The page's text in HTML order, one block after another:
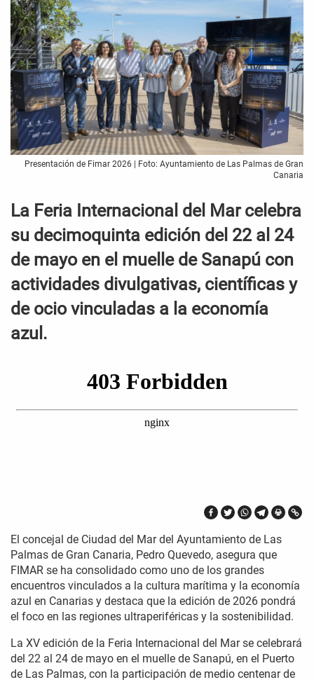
Presentación de Fimar 2026 | Foto: Ayuntamiento de Las Palmas de Gran
Canaria
La Feria Internacional del Mar celebra
su decimoquinta edición del 22 al 24
de mayo en el muelle de Sanapú con
actividades divulgativas, científicas y
de ocio vinculadas a la economía
azul.
El concejal de Ciudad del Mar del Ayuntamiento de Las
Palmas de Gran Canaria, Pedro Quevedo, asegura que
FIMAR se ha consolidado como uno de los grandes
encuentros vinculados a la cultura marítima y la economía
azul en Canarias y destaca que la edición de 2026 pondrá
el foco en las regiones ultraperiféricas y la sostenibilidad.
La XV edición de la Feria Internacional del Mar se celebrará
del 22 al 24 de mayo en el muelle de Sanapú, en el Puerto
de Las Palmas, con la participación de medio centenar de